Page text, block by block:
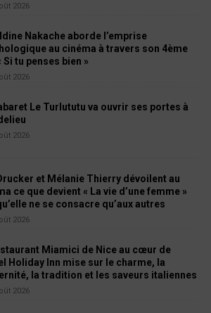
2026
Nakache aborde l’emprise
au cinéma à travers son 4ème
Si tu penses bien »
2026
Le Turlututu va ouvrir ses portes à
2026
et Mélanie Thierry dévoilent au
ce que devient « La vie d’une femme »
ne se consacre qu’aux autres
2026
Miamici de Nice au cœur de
Holiday Inn mise sur le charme, la
la tradition et les saveurs italiennes
2026